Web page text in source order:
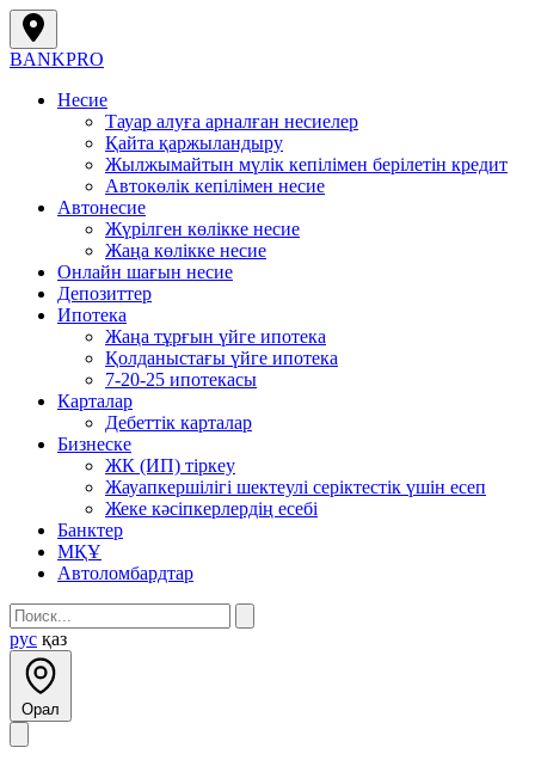
BANKPRO
Несие
Тауар алуға арналған несиелер
Қайта қаржыландыру
Жылжымайтын мүлік кепілімен берілетін кредит
Автокөлік кепілімен несие
Автонесие
Жүрілген көлікке несие
Жаңа көлікке несие
Онлайн шағын несие
Депозиттер
Ипотека
Жаңа тұрғын үйге ипотека
Қолданыстағы үйге ипотека
7-20-25 ипотекасы
Карталар
Дебеттік карталар
Бизнеске
ЖК (ИП) тіркеу
Жауапкершілігі шектеулі серіктестік үшін есеп
Жеке кәсіпкерлердің есебі
Банктер
МҚҰ
Автоломбардтар
рус қаз
Орал